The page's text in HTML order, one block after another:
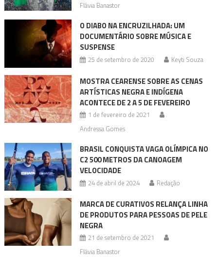
Flávia Banastor
O DIABO NA ENCRUZILHADA: UM
DOCUMENTÁRIO SOBRE MÚSICA E
SUSPENSE
25 de setembro de 2020 Keyti Souza
MOSTRA CEARENSE SOBRE AS CENAS
ARTÍSTICAS NEGRA E INDÍGENA
ACONTECE DE 2 A 5 DE FEVEREIRO
1 de fevereiro de 2021
Andressa Gomes
BRASIL CONQUISTA VAGA OLÍMPICA NO
C2 500 METROS DA CANOAGEM
VELOCIDADE
24 de abril de 2024 Redação
MARCA DE CURATIVOS RELANÇA LINHA
DE PRODUTOS PARA PESSOAS DE PELE
NEGRA
21 de setembro de 2021
Flávia Banastor